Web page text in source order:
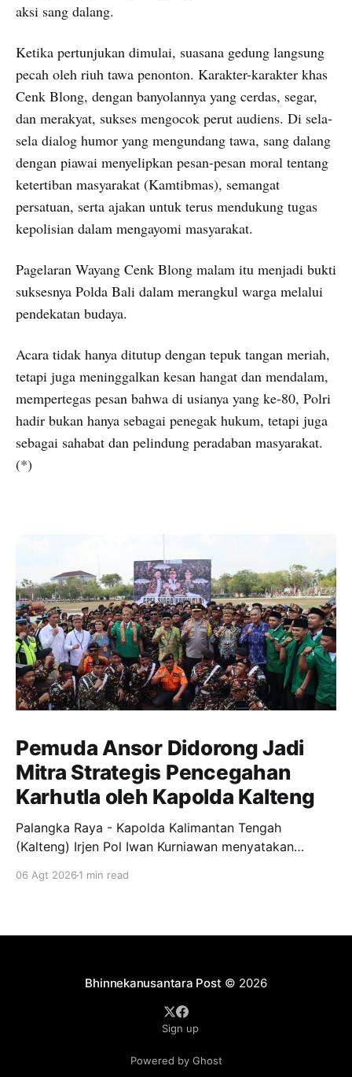
aksi sang dalang.
Ketika pertunjukan dimulai, suasana gedung langsung
pecah oleh riuh tawa penonton. Karakter-karakter khas
Cenk Blong, dengan banyolannya yang cerdas, segar,
dan merakyat, sukses mengocok perut audiens. Di sela-
sela dialog humor yang mengundang tawa, sang dalang
dengan piawai menyelipkan pesan-pesan moral tentang
ketertiban masyarakat (Kamtibmas), semangat
persatuan, serta ajakan untuk terus mendukung tugas
kepolisian dalam mengayomi masyarakat.
Pagelaran Wayang Cenk Blong malam itu menjadi bukti
suksesnya Polda Bali dalam merangkul warga melalui
pendekatan budaya.
Acara tidak hanya ditutup dengan tepuk tangan meriah,
tetapi juga meninggalkan kesan hangat dan mendalam,
mempertegas pesan bahwa di usianya yang ke-80, Polri
hadir bukan hanya sebagai penegak hukum, tetapi juga
sebagai sahabat dan pelindung peradaban masyarakat.
(*)
Pemuda Ansor Didorong Jadi
Mitra Strategis Pencegahan
Karhutla oleh Kapolda Kalteng
Palangka Raya - Kapolda Kalimantan Tengah
(Kalteng) Irjen Pol Iwan Kurniawan menyatakan
menjadi garda terdepan dalam upaya pencegahan
Ansor Kalteng di
06 Agt 2026 1 min read
Bhinnekanusantara Post © 2026
Sign up
Powered by Ghost